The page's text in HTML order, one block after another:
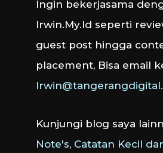
Ingin bekerjasama
Irwin.My.Id seperti
guest post hingga
placement, Bisa email
Kunjungi blog saya
Note's, Catatan Kecil